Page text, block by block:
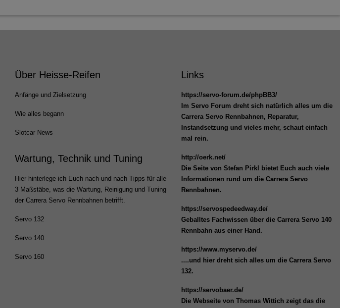
Über Heisse-Reifen
Anfänge und Zielsetzung
Wie alles begann
Slotcar News
Wartung, Technik und Tuning
Hier hinterlege ich Euch nach und nach Tipps für alle
3 Maßstäbe, was die Wartung, Reinigung und Tuning
der Carrera Servo Rennbahnen betrifft.
Servo 132
Servo 140
Servo 160
Links
https://servo-forum.de/phpBB3/
Im Servo Forum dreht sich natürlich alles um die
Carrera Servo Rennbahnen, Reparatur,
Instandsetzung und vieles mehr, schaut einfach
mal rein.
http://oerk.net/
Die Seite von Stefan Pirkl bietet Euch auch viele
Informationen rund um die Carrera Servo
Rennbahnen.
https://servospedeedway.de/
Geballtes Fachwissen über die Carrera Servo 140
Rennbahn aus einer Hand.
https://www.myservo.de/
....und hier dreht sich alles um die Carrera Servo
132.
https://servobaer.de/
Die Webseite von Thomas Wittich zeigt das die